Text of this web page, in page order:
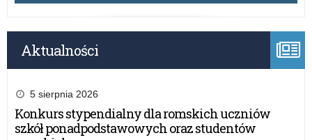
Aktualności
5 sierpnia 2026
Konkurs stypendialny dla romskich uczniów
szkół ponadpodstawowych oraz studentów